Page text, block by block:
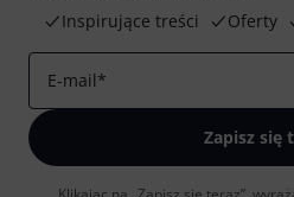
Inspirujące treści
Oferty
E-mail*
Zapisz się